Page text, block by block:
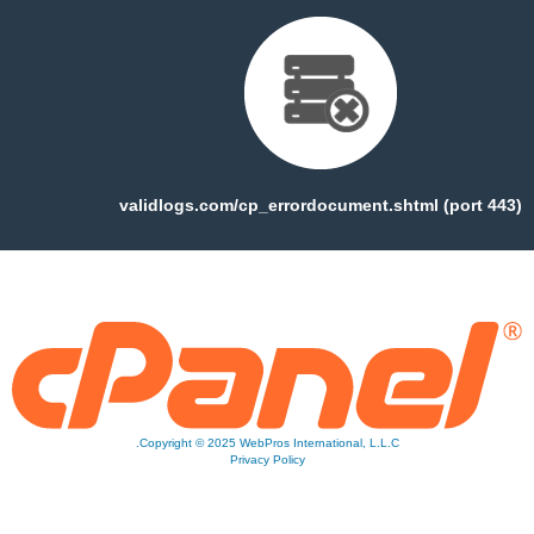
validlogs.com/cp_errordocument.shtml (port 443)
Copyright © 2025 WebPros International, L.L.C.
Privacy Policy